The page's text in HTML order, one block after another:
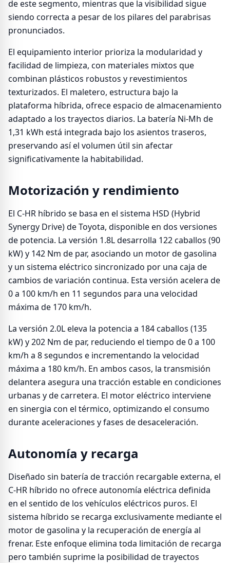
de este segmento, mientras que la visibilidad sigue
siendo correcta a pesar de los pilares del parabrisas
pronunciados.
El equipamiento interior prioriza la modularidad y
facilidad de limpieza, con materiales mixtos que
combinan plásticos robustos y revestimientos
texturizados. El maletero, estructura bajo la
plataforma híbrida, ofrece espacio de almacenamiento
adaptado a los trayectos diarios. La batería Ni-Mh de
1,31 kWh está integrada bajo los asientos traseros,
preservando así el volumen útil sin afectar
significativamente la habitabilidad.
Motorización y rendimiento
El C-HR híbrido se basa en el sistema HSD (Hybrid
Synergy Drive) de Toyota, disponible en dos versiones
de potencia. La versión 1.8L desarrolla 122 caballos (90
kW) y 142 Nm de par, asociando un motor de gasolina
y un sistema eléctrico sincronizado por una caja de
cambios de variación continua. Esta versión acelera de
0 a 100 km/h en 11 segundos para una velocidad
máxima de 170 km/h.
La versión 2.0L eleva la potencia a 184 caballos (135
kW) y 202 Nm de par, reduciendo el tiempo de 0 a 100
km/h a 8 segundos e incrementando la velocidad
máxima a 180 km/h. En ambos casos, la transmisión
delantera asegura una tracción estable en condiciones
urbanas y de carretera. El motor eléctrico interviene
en sinergia con el térmico, optimizando el consumo
durante aceleraciones y fases de desaceleración.
Autonomía y recarga
Diseñado sin batería de tracción recargable externa, el
C-HR híbrido no ofrece autonomía eléctrica definida
en el sentido de los vehículos eléctricos puros. El
sistema híbrido se recarga exclusivamente mediante el
motor de gasolina y la recuperación de energía al
frenar. Este enfoque elimina toda limitación de recarga
pero también suprime la posibilidad de trayectos